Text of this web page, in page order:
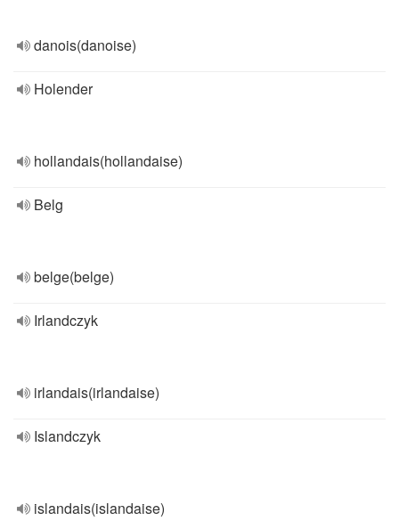
danois(danoise)
Holender
hollandais(hollandaise)
Belg
belge(belge)
Irlandczyk
irlandais(irlandaise)
Islandczyk
islandais(islandaise)